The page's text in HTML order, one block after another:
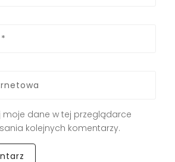
dane w tej przeglądarce
kolejnych komentarzy.